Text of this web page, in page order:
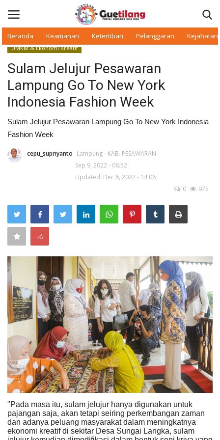
Beranda Keamanan Ketertiban Pelanggaran Kejahatan
Beranda
Makan Bergizi
Warkop Digital
Ketertiban
Keamanan
Kejahatan
Cybers Event
UMKM & Ekonomi Kreatif
Pekerja Migran Indonesia
Ekonomi
Pendidikan
Informasi Journalism
UMKM & Ekonomi Kreatif
Sulam Jelujur Pesawaran
Lampung Go To New York
Indonesia Fashion Week
Sulam Jelujur Pesawaran Lampung Go To New York Indonesia
Fashion Week
cepu_supriyanto Lampung - KAB. PESAWARAN
Sep 9, 2022 - 08:52
Updated: Dec 6, 2022 - 14:06
0
975
⚠
"Pada masa itu, sulam jelujur hanya digunakan untuk
pajangan saja, akan tetapi seiring perkembangan zaman
dan adanya peluang masyarakat dalam meningkatnya
ekonomi kreatif di sekitar Desa Sungai Langka, sulam